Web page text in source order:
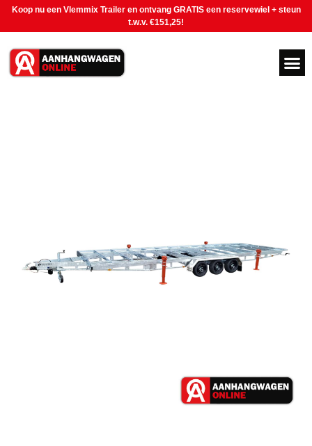
Koop nu een Vlemmix Trailer en ontvang GRATIS een reservewiel + steun
t.w.v. €151,25!